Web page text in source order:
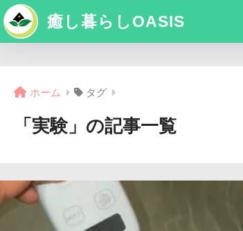
癒し暮らしOASIS
ホーム タグ
「実験」の記事一覧